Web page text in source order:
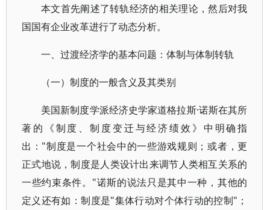
本文首先阐述了转轨经济的相关理论，然后对我
国国有企业改革进行了动态分析。
一、过渡经济学的基本问题：体制与体制转轨
（一）制度的一般含义及其类别
美国新制度学派经济史学家道格拉斯·诺斯在其所
著的《制度、制度变迁与经济绩效》中明确指
出："制度是一个社会中的一些游戏规则；或者，更
正式地说，制度是人类设计出来调节人类相互关系的
一些约束条件。"诺斯的说法只是其中一种，其他的
定义还有如：制度是"集体行动对个体行动的控制"；